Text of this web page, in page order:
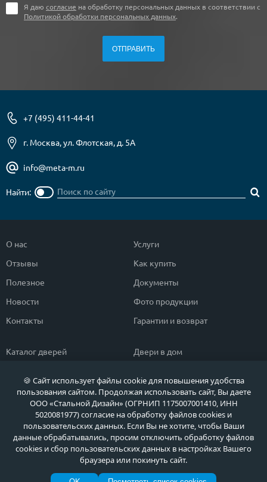
Я даю согласие на обработку персональных данных в соответствии с
Политикой обработки персональных данных
+7 (495) 411-44-41
г. Москва, ул. Флотская, д. 5А
info@meta-m.ru
Найти:
О нас
Отзывы
Полезное
Новости
Контакты
Услуги
Как купить
Документы
Фото продукции
Гарантии и возврат
Каталог дверей
Популярные двери
Быстрый подбор двери
Двери класса ЭКОНОМ
Двери в дом
Двери в квартиру
Тамбурные двери
Противопожарные двери
Политика обработки персональных данных
🍪 Сайт использует файлы cookie для повышения удобства
пользования сайтом. Продолжая использовать сайт, Вы даете
ООО «Стальной Дизайн» (ОГРНИП 1175007001410, ИНН
5020081977) согласие на обработку файлов cookies и
пользовательских данных. Если Вы не хотите, чтобы Ваши
данные обрабатывались, просим отключить обработку файлов
cookies и сбор пользовательских данных в настройках Вашего
браузера или покинуть сайт.